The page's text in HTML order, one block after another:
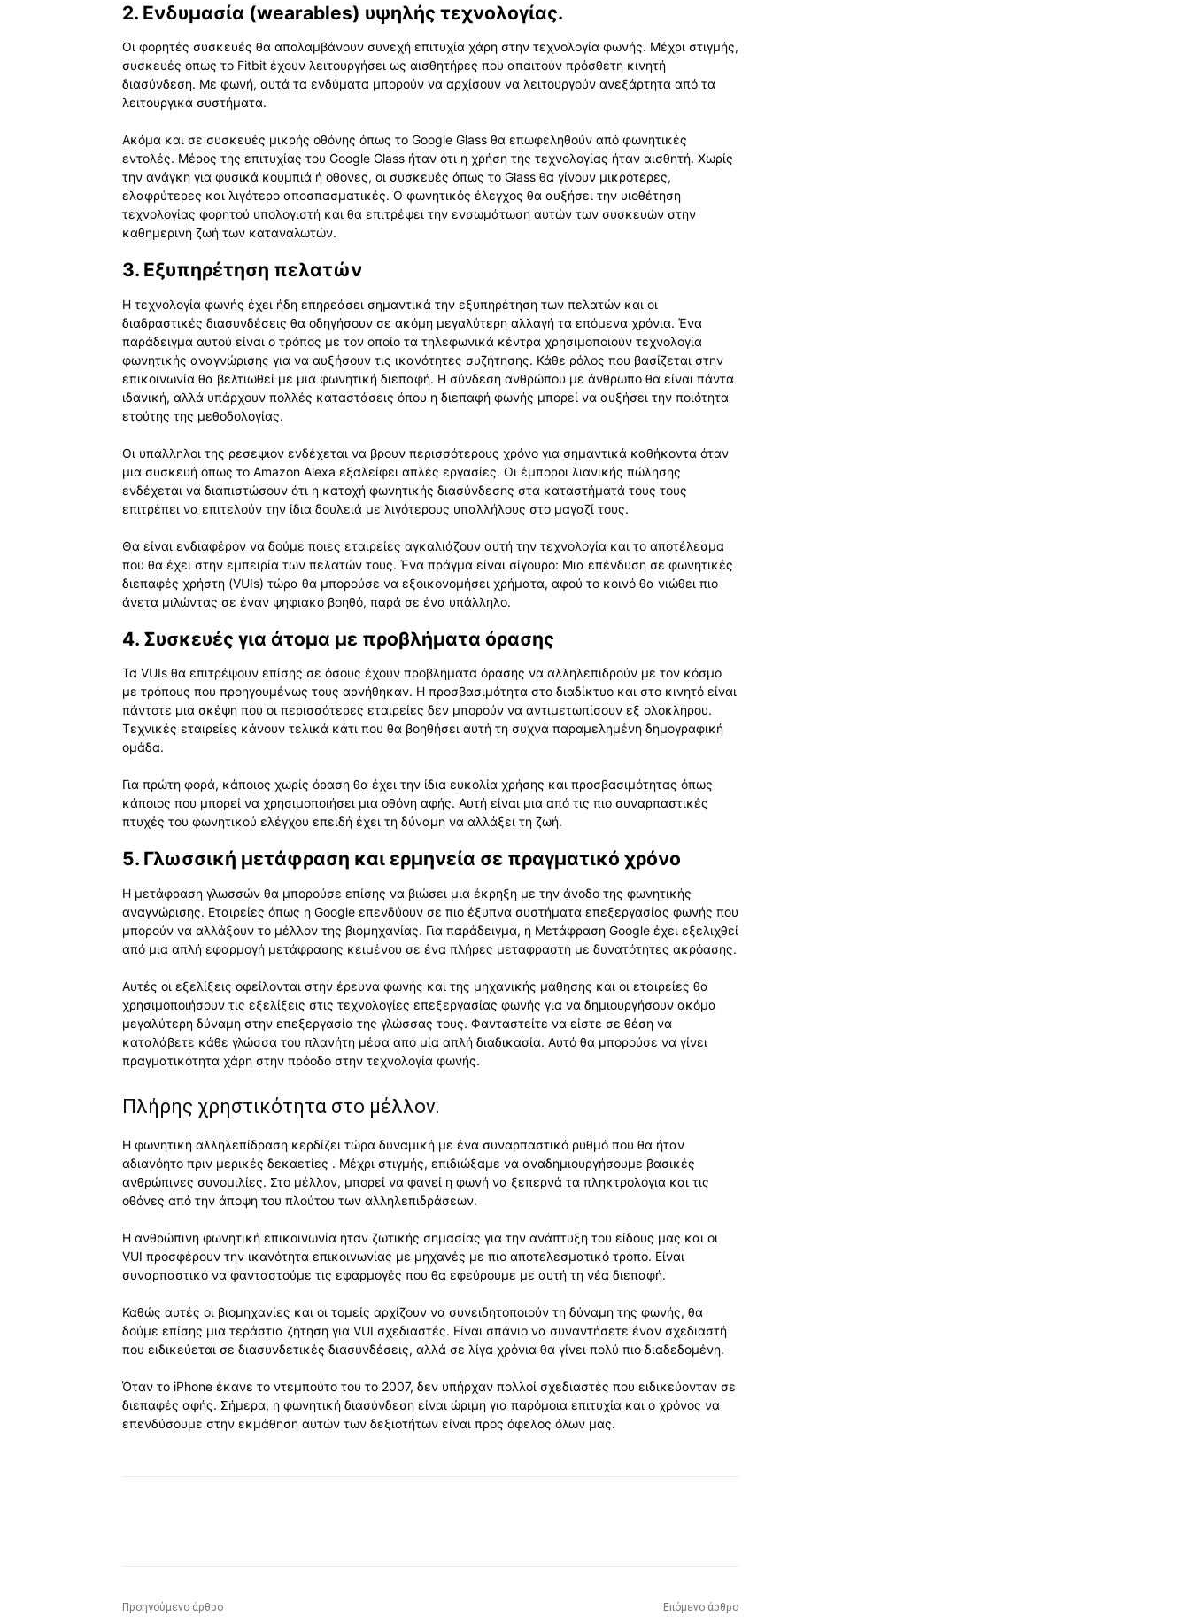
2. Ενδυμασία (wearables) υψηλής τεχνολογίας.
Οι φορητές συσκευές θα απολαμβάνουν συνεχή επιτυχία χάρη στην τεχνολογία φωνής. Μέχρι στιγμής,
συσκευές όπως το Fitbit έχουν λειτουργήσει ως αισθητήρες που απαιτούν πρόσθετη κινητή
διασύνδεση. Με φωνή, αυτά τα ενδύματα μπορούν να αρχίσουν να λειτουργούν ανεξάρτητα από τα
λειτουργικά συστήματα.
Ακόμα και σε συσκευές μικρής οθόνης όπως το Google Glass θα επωφεληθούν από φωνητικές
εντολές. Μέρος της επιτυχίας του Google Glass ήταν ότι η χρήση της τεχνολογίας ήταν αισθητή. Χωρίς
την ανάγκη για φυσικά κουμπιά ή οθόνες, οι συσκευές όπως το Glass θα γίνουν μικρότερες,
ελαφρύτερες και λιγότερο αποσπασματικές. Ο φωνητικός έλεγχος θα αυξήσει την υιοθέτηση
τεχνολογίας φορητού υπολογιστή και θα επιτρέψει την ενσωμάτωση αυτών των συσκευών στην
καθημερινή ζωή των καταναλωτών.
3. Εξυπηρέτηση πελατών
Η τεχνολογία φωνής έχει ήδη επηρεάσει σημαντικά την εξυπηρέτηση των πελατών και οι
διαδραστικές διασυνδέσεις θα οδηγήσουν σε ακόμη μεγαλύτερη αλλαγή τα επόμενα χρόνια. Ένα
παράδειγμα αυτού είναι ο τρόπος με τον οποίο τα τηλεφωνικά κέντρα χρησιμοποιούν τεχνολογία
φωνητικής αναγνώρισης για να αυξήσουν τις ικανότητες συζήτησης. Κάθε ρόλος που βασίζεται στην
επικοινωνία θα βελτιωθεί με μια φωνητική διεπαφή. Η σύνδεση ανθρώπου με άνθρωπο θα είναι πάντα
ιδανική, αλλά υπάρχουν πολλές καταστάσεις όπου η διεπαφή φωνής μπορεί να αυξήσει την ποιότητα
ετούτης της μεθοδολογίας.
Οι υπάλληλοι της ρεσεψιόν ενδέχεται να βρουν περισσότερους χρόνο για σημαντικά καθήκοντα όταν
μια συσκευή όπως το Amazon Alexa εξαλείφει απλές εργασίες. Οι έμποροι λιανικής πώλησης
ενδέχεται να διαπιστώσουν ότι η κατοχή φωνητικής διασύνδεσης στα καταστήματά τους τους
επιτρέπει να επιτελούν την ίδια δουλειά με λιγότερους υπαλλήλους στο μαγαζί τους.
Θα είναι ενδιαφέρον να δούμε ποιες εταιρείες αγκαλιάζουν αυτή την τεχνολογία και το αποτέλεσμα
που θα έχει στην εμπειρία των πελατών τους. Ένα πράγμα είναι σίγουρο: Μια επένδυση σε φωνητικές
διεπαφές χρήστη (VUIs) τώρα θα μπορούσε να εξοικονομήσει χρήματα, αφού το κοινό θα νιώθει πιο
άνετα μιλώντας σε έναν ψηφιακό βοηθό, παρά σε ένα υπάλληλο.
4. Συσκευές για άτομα με προβλήματα όρασης
Τα VUIs θα επιτρέψουν επίσης σε όσους έχουν προβλήματα όρασης να αλληλεπιδρούν με τον κόσμο
με τρόπους που προηγουμένως τους αρνήθηκαν. Η προσβασιμότητα στο διαδίκτυο και στο κινητό είναι
πάντοτε μια σκέψη που οι περισσότερες εταιρείες δεν μπορούν να αντιμετωπίσουν εξ ολοκλήρου.
Τεχνικές εταιρείες κάνουν τελικά κάτι που θα βοηθήσει αυτή τη συχνά παραμελημένη δημογραφική
ομάδα.
Για πρώτη φορά, κάποιος χωρίς όραση θα έχει την ίδια ευκολία χρήσης και προσβασιμότητας όπως
κάποιος που μπορεί να χρησιμοποιήσει μια οθόνη αφής. Αυτή είναι μια από τις πιο συναρπαστικές
πτυχές του φωνητικού ελέγχου επειδή έχει τη δύναμη να αλλάξει τη ζωή.
5. Γλωσσική μετάφραση και ερμηνεία σε πραγματικό χρόνο
Η μετάφραση γλωσσών θα μπορούσε επίσης να βιώσει μια έκρηξη με την άνοδο της φωνητικής
αναγνώρισης. Εταιρείες όπως η Google επενδύουν σε πιο έξυπνα συστήματα επεξεργασίας φωνής που
μπορούν να αλλάξουν το μέλλον της βιομηχανίας. Για παράδειγμα, η Μετάφραση Google έχει εξελιχθεί
από μια απλή εφαρμογή μετάφρασης κειμένου σε ένα πλήρες μεταφραστή με δυνατότητες ακρόασης.
Αυτές οι εξελίξεις οφείλονται στην έρευνα φωνής και της μηχανικής μάθησης και οι εταιρείες θα
χρησιμοποιήσουν τις εξελίξεις στις τεχνολογίες επεξεργασίας φωνής για να δημιουργήσουν ακόμα
μεγαλύτερη δύναμη στην επεξεργασία της γλώσσας τους. Φανταστείτε να είστε σε θέση να
καταλάβετε κάθε γλώσσα του πλανήτη μέσα από μία απλή διαδικασία. Αυτό θα μπορούσε να γίνει
πραγματικότητα χάρη στην πρόοδο στην τεχνολογία φωνής.
Πλήρης χρηστικότητα στο μέλλον.
Η φωνητική αλληλεπίδραση κερδίζει τώρα δυναμική με ένα συναρπαστικό ρυθμό που θα ήταν
αδιανόητο πριν μερικές δεκαετίες . Μέχρι στιγμής, επιδιώξαμε να αναδημιουργήσουμε βασικές
ανθρώπινες συνομιλίες. Στο μέλλον, μπορεί να φανεί η φωνή να ξεπερνά τα πληκτρολόγια και τις
οθόνες από την άποψη του πλούτου των αλληλεπιδράσεων.
Η ανθρώπινη φωνητική επικοινωνία ήταν ζωτικής σημασίας για την ανάπτυξη του είδους μας και οι
VUI προσφέρουν την ικανότητα επικοινωνίας με μηχανές με πιο αποτελεσματικό τρόπο. Είναι
συναρπαστικό να φανταστούμε τις εφαρμογές που θα εφεύρουμε με αυτή τη νέα διεπαφή.
Καθώς αυτές οι βιομηχανίες και οι τομείς αρχίζουν να συνειδητοποιούν τη δύναμη της φωνής, θα
δούμε επίσης μια τεράστια ζήτηση για VUI σχεδιαστές. Είναι σπάνιο να συναντήσετε έναν σχεδιαστή
που ειδικεύεται σε διασυνδετικές διασυνδέσεις, αλλά σε λίγα χρόνια θα γίνει πολύ πιο διαδεδομένη.
Όταν το iPhone έκανε το ντεμπούτο του το 2007, δεν υπήρχαν πολλοί σχεδιαστές που ειδικεύονταν σε
διεπαφές αφής. Σήμερα, η φωνητική διασύνδεση είναι ώριμη για παρόμοια επιτυχία και ο χρόνος να
επενδύσουμε στην εκμάθηση αυτών των δεξιοτήτων είναι προς όφελος όλων μας.
Προηγούμενο άρθρο Επόμενο άρθρο